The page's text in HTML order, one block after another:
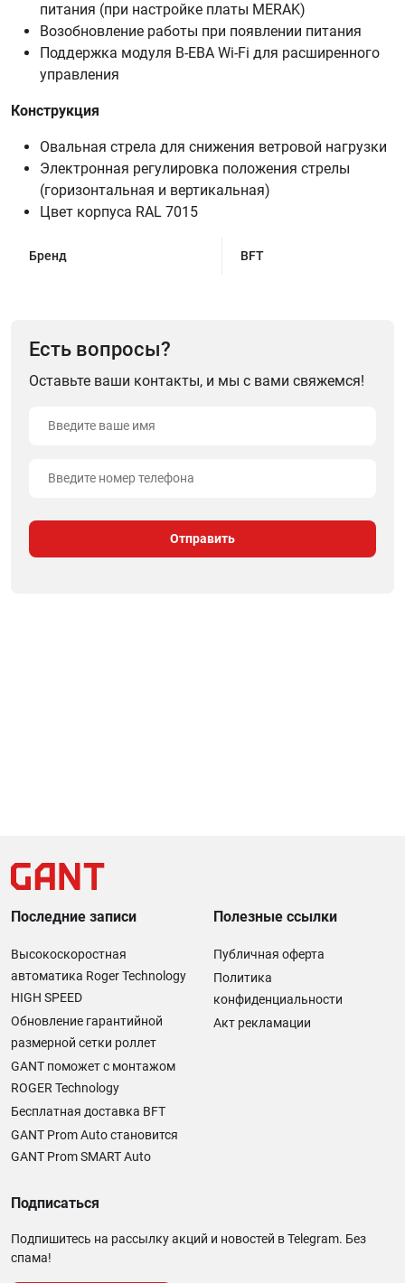
питания (при настройке платы MERAK)
Возобновление работы при появлении питания
Поддержка модуля B-EBA Wi-Fi для расширенного
управления
Конструкция
Овальная стрела для снижения ветровой нагрузки
Электронная регулировка положения стрелы
(горизонтальная и вертикальная)
Цвет корпуса RAL 7015
Бренд BFT
Есть вопросы?
Оставьте ваши контакты, и мы с вами свяжемся!
Последние записи
Высокоскоростная
автоматика Roger Technology
HIGH SPEED
Обновление гарантийной
размерной сетки роллет
GANT поможет с монтажом
ROGER Technology
Бесплатная доставка BFT
GANT Prom Auto становится
GANT Prom SMART Auto
Полезные ссылки
Публичная оферта
Политика
конфиденциальности
Акт рекламации
Подписаться
Подпишитесь на рассылку акций и новостей в Telegram. Без
спама!